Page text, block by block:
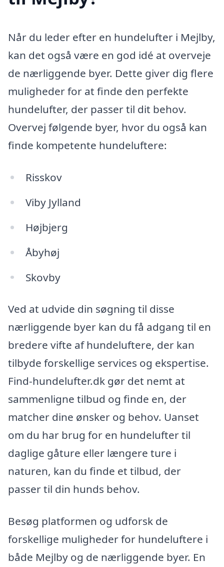
Når du leder efter en hundelufter i Mejlby,
kan det også være en god idé at overveje
de nærliggende byer. Dette giver dig flere
muligheder for at finde den perfekte
hundelufter, der passer til dit behov.
Overvej følgende byer, hvor du også kan
finde kompetente hundeluftere:
Risskov
Viby Jylland
Højbjerg
Åbyhøj
Skovby
Ved at udvide din søgning til disse
nærliggende byer kan du få adgang til en
bredere vifte af hundeluftere, der kan
tilbyde forskellige services og ekspertise.
Find-hundelufter.dk gør det nemt at
sammenligne tilbud og finde en, der
matcher dine ønsker og behov. Uanset
om du har brug for en hundelufter til
daglige gåture eller længere ture i
naturen, kan du finde et tilbud, der
passer til din hunds behov.
Besøg platformen og udforsk de
forskellige muligheder for hundeluftere i
både Mejlby og de nærliggende byer. En